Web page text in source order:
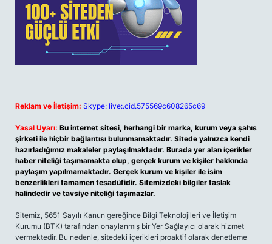
Reklam ve İletişim: Skype: live:.cid.575569c608265c69
Yasal Uyarı: Bu internet sitesi, herhangi bir marka, kurum veya şahıs
şirketi ile hiçbir bağlantısı bulunmamaktadır. Sitede yalnızca kendi
hazırladığımız makaleler paylaşılmaktadır. Burada yer alan içerikler
haber niteliği taşımamakta olup, gerçek kurum ve kişiler hakkında
paylaşım yapılmamaktadır. Gerçek kurum ve kişiler ile isim
benzerlikleri tamamen tesadüfidir. Sitemizdeki bilgiler taslak
halindedir ve tavsiye niteliği taşımazlar.
Sitemiz, 5651 Sayılı Kanun gereğince Bilgi Teknolojileri ve İletişim
Kurumu (BTK) tarafından onaylanmış bir Yer Sağlayıcı olarak hizmet
vermektedir. Bu nedenle, sitedeki içerikleri proaktif olarak denetleme